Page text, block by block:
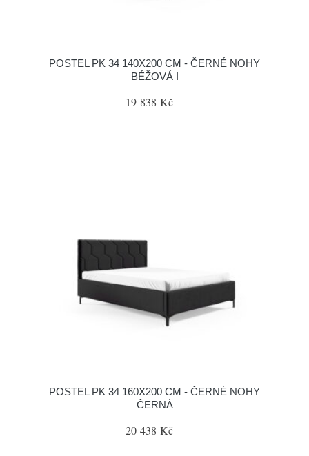
POSTEL PK 34 140X200 CM - ČERNÉ NOHY
BÉŽOVÁ I
19 838 Kč
POSTEL PK 34 160X200 CM - ČERNÉ NOHY
ČERNÁ
20 438 Kč